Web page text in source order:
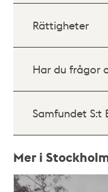
Rättigheter
Har du frågor
Samfundet S:t
Mer i
Relaterade